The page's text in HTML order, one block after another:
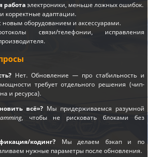
работаэлектроники, меньше ложных ошибок.
корректные адаптации.
новым оборудованием и аксессуарами.
связи/телефонии, исправления
Нет. Обновление — про стабильность и
требует отдельного решения (чип-
и ресурса).
всё»? Мы придерживаемся разумной
, чтобы не рисковать блоками без
кодинг? Мы делаем бэкап и по
нужные параметры после обновления.